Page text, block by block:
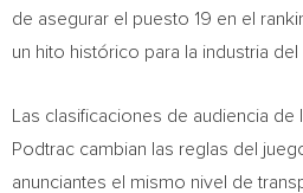
de asegurar el puesto 19 en el
un hito histórico para la industria del
Las clasificaciones de audiencia
Podtrac cambian las reglas del
anunciantes el mismo nivel de